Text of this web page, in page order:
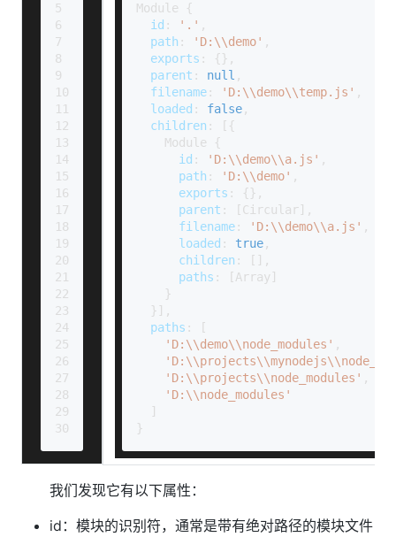
5
6
7
8
9
10
11
12
13
14
15
16
17
18
19
20
21
22
23
24
25
26
27
28
29
30
Module {
id : '.' ,
path : 'D:\\demo' ,
exports : {},
parent : null ,
filename : 'D:\\demo\\temp.js' ,
loaded : false ,
children : [{
Module {
id : 'D:\\demo\\a.js' ,
path : 'D:\\demo' ,
exports : {},
parent : [Circular],
filename : 'D:\\demo\\a.js' ,
loaded : true ,
children : [],
paths : [Array ]
    }
  }],
paths : [
'D:\\demo\\node_modules' ,
'D:\\projects\\node_modules' ,
'D:\\node_modules'
  ]
}
我们发现它有以下属性：
id：模块的识别符，通常是带有绝对路径的模块文件